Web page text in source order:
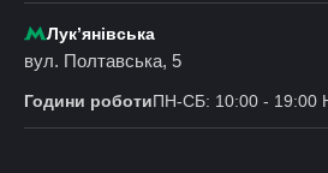
Лукʼянівська
вул. Полтавська, 5
Години роботиПН-СБ: 10:00 - 19:00